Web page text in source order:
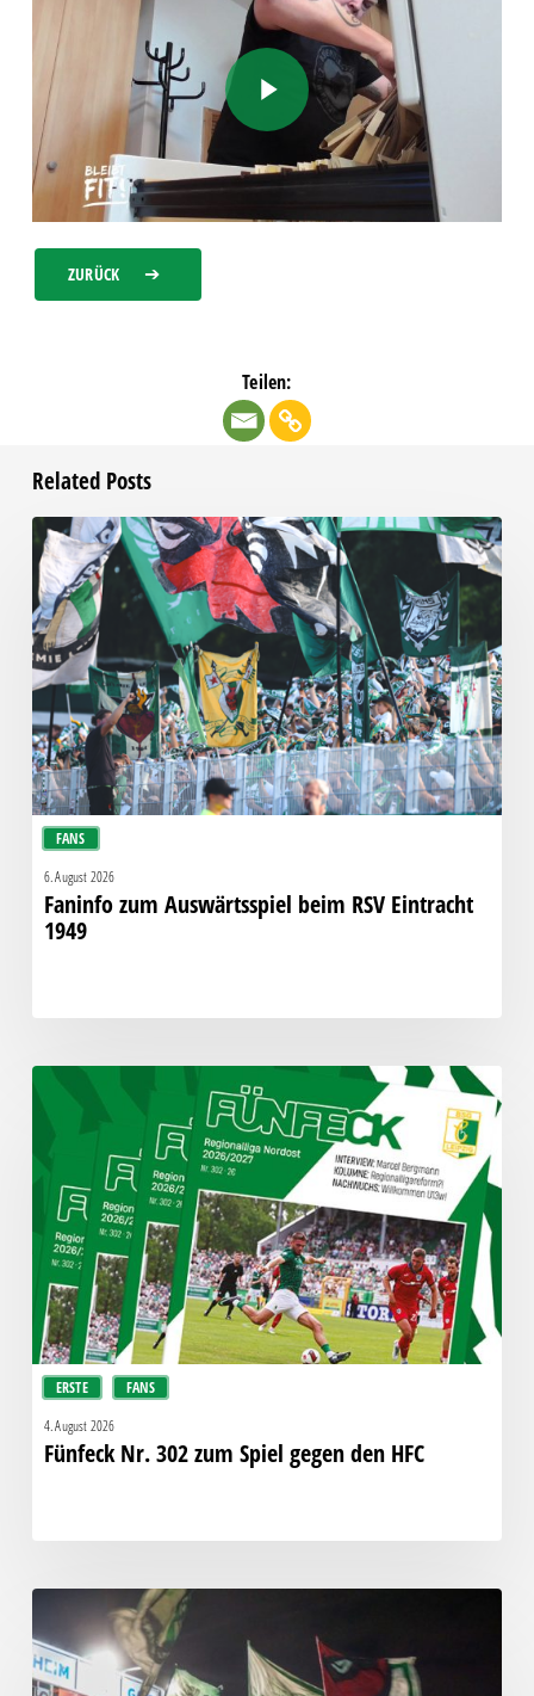
Play Video
ZURÜCK
Teilen:
Related Posts
FANS
Faninfo
zum
Auswärtsspiel
beim
RSV
Eintracht
6. August 2026
Faninfo zum Auswärtsspiel beim RSV Eintracht
1949
ERSTE FANS
Fünfeck
Nr.
zum
Spiel
gegen
den
HFC
4. August 2026
Fünfeck Nr. 302 zum Spiel gegen den HFC
zum
Auswärtsspiel
beim